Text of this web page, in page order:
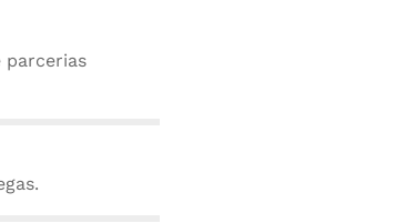
parcerias